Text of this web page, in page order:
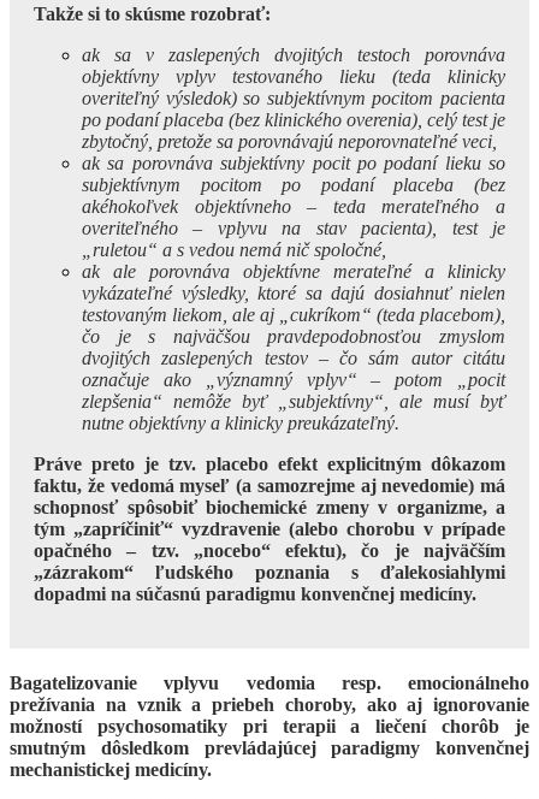
Takže si to skúsme rozobrať:
ak sa v zaslepených dvojitých testoch porovnáva
objektívny vplyv testovaného lieku (teda klinicky
overiteľný výsledok) so subjektívnym pocitom pacienta
po podaní placeba (bez klinického overenia), celý test je
zbytočný, pretože sa porovnávajú neporovnateľné veci,
ak sa porovnáva subjektívny pocit po podaní lieku so
subjektívnym pocitom po podaní placeba (bez
akéhokoľvek objektívneho – teda merateľného a
overiteľného – vplyvu na stav pacienta), test je
„ruletou“ a s vedou nemá nič spoločné,
ak ale porovnáva objektívne merateľné a klinicky
vykázateľné výsledky, ktoré sa dajú dosiahnuť nielen
testovaným liekom, ale aj „cukríkom“ (teda placebom),
čo je s najväčšou pravdepodobnosťou zmyslom
dvojitých zaslepených testov – čo sám autor citátu
označuje ako „významný vplyv“ – potom „pocit
zlepšenia“ nemôže byť „subjektívny“, ale musí byť
nutne objektívny a klinicky preukázateľný.
Práve preto je tzv. placebo efekt explicitným dôkazom
faktu, že vedomá myseľ (a samozrejme aj nevedomie) má
schopnosť spôsobiť biochemické zmeny v organizme, a
tým „zapríčiniť“ vyzdravenie (alebo chorobu v prípade
opačného – tzv. „nocebo“ efektu), čo je najväčším
„zázrakom“ ľudského poznania s ďalekosiahlymi
dopadmi na súčasnú paradigmu konvenčnej medicíny.
Bagatelizovanie vplyvu vedomia resp. emocionálneho
prežívania na vznik a priebeh choroby, ako aj ignorovanie
možností psychosomatiky pri terapii a liečení chorôb je
smutným dôsledkom prevládajúcej paradigmy konvenčnej
mechanistickej medicíny.